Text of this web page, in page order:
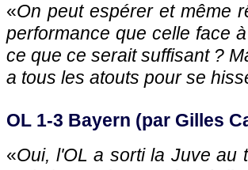
«On peut espérer et même
performance que celle face
ce que ce serait suffisant ?
a tous les atouts pour se
OL 1-3 Bayern (par Gilles
«Oui, l'OL a sorti la Juve au